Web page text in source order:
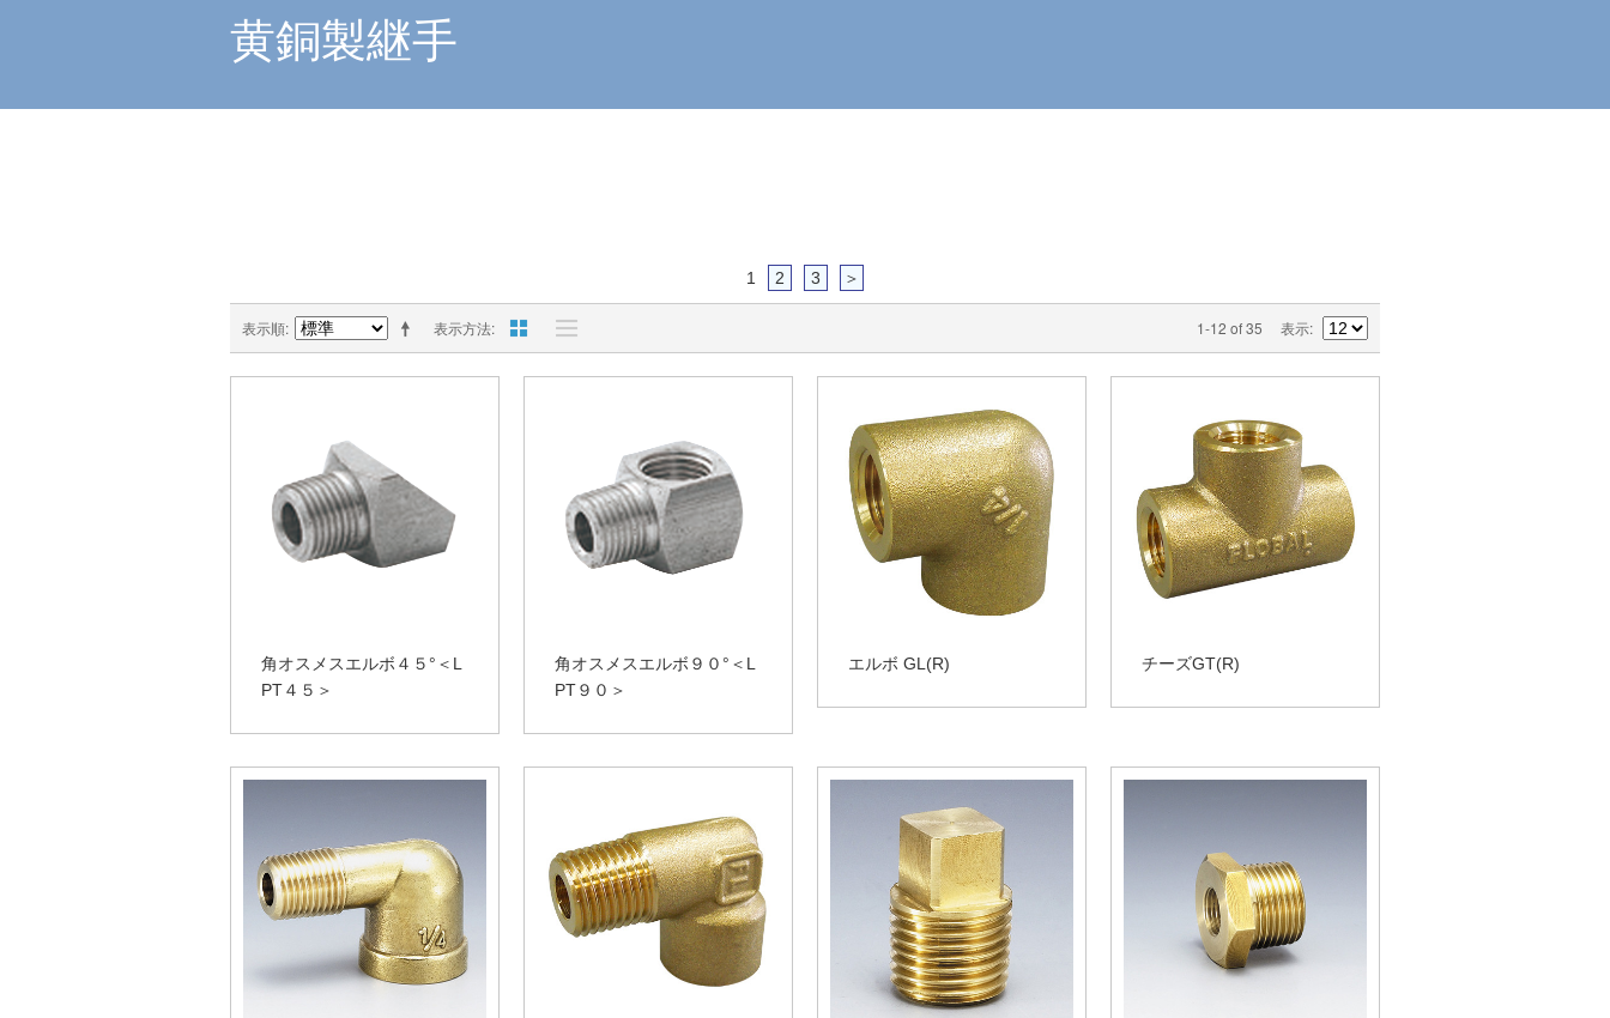
黄銅製継手
1 2 3 ＞
表示方法
表示順 1-12 of 35 表示
角オスメスエルボ４５°＜L
PT４５＞
角オスメスエルボ９０°＜L
PT９０＞
エルボ GL(R) チーズGT(R)